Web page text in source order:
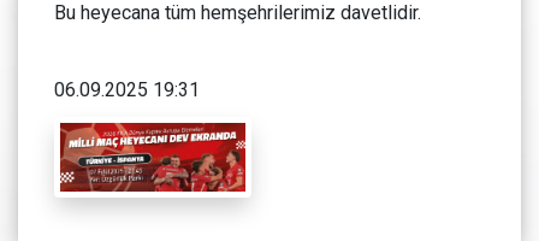
Bu heyecana tüm hemşehrilerimiz davetlidir.
06.09.2025 19:31